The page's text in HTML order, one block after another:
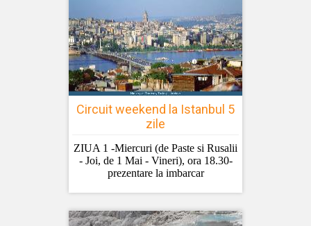
Circuit weekend la Istanbul 5
zile
ZIUA 1 -Miercuri (de Paste si Rusalii
- Joi, de 1 Mai - Vineri), ora 18.30-
prezentare la imbarcar